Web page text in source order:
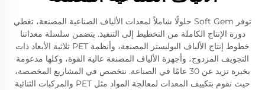
توفر Soft Gem حلولًا شاملاً لمعدات الألياف الصناعية المصنعة، تغطي
دورة الإنتاج الكاملة من التخطيط إلى التنفيذ. يتضمن سلسلة معداتنا
خطوط إنتاج الألياف البوليستر المصنعة، وأنظمة PET ثلاثية الأبعاد ذات
التجويف المزدوج، وأجهزة الألياف المصنعة عالية القوة، وكلها مدعومة
بخبرة تزيد عن 30 عامًا في الصناعة. نتخصص في المشاريع المخصصة،
حيث نقوم بتكييف المعدات لمعالجة المواد مثل PET والمركبات الثنائية